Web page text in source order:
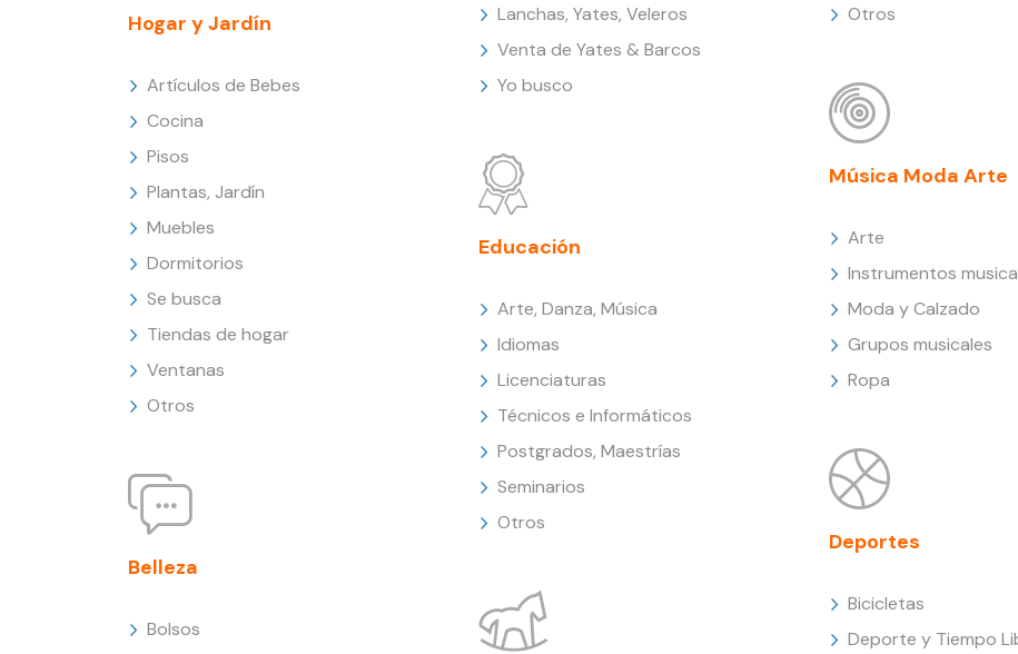
Hogar y Jardín
Artículos de Bebes
Cocina
Pisos
Plantas, Jardín
Muebles
Dormitorios
Se busca
Tiendas de hogar
Ventanas
Otros
Belleza
Bolsos
Lanchas, Yates, Veleros
Venta de Yates & Barcos
Yo busco
Educación
Arte, Danza, Música
Idiomas
Licenciaturas
Técnicos e Informáticos
Postgrados, Maestrías
Seminarios
Otros
Otros
Música Moda Arte
Arte
Instrumentos
Moda y Calzado
Grupos musicales
Ropa
Deportes
Bicicletas
Deporte y Tiempo